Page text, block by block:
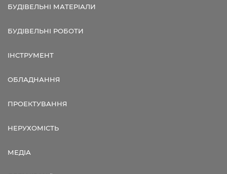
БУДІВЕЛЬНІ МАТЕРІАЛИ
БУДІВЕЛЬНІ РОБОТИ
ІНСТРУМЕНТ
ОБЛАДНАННЯ
ПРОЕКТУВАННЯ
НЕРУХОМІСТЬ
МЕДІА